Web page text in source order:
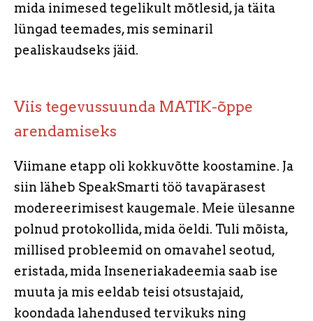
mida inimesed tegelikult mõtlesid, ja täita
lüngad teemades, mis seminaril
pealiskaudseks jäid.
Viis tegevussuunda MATIK-õppe
arendamiseks
Viimane etapp oli kokkuvõtte koostamine. Ja
siin läheb SpeakSmarti töö tavapärasest
modereerimisest kaugemale. Meie ülesanne
polnud protokollida, mida öeldi. Tuli mõista,
millised probleemid on omavahel seotud,
eristada, mida Inseneriakadeemia saab ise
muuta ja mis eeldab teisi otsustajaid,
koondada lahendused tervikuks ning